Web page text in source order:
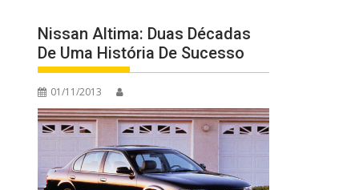
Nissan Altima: Duas Décadas
De Uma História De Sucesso
01/11/2013